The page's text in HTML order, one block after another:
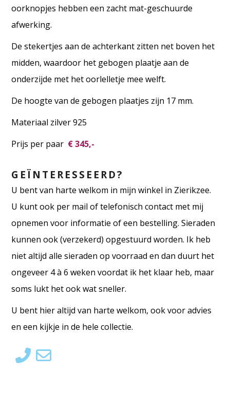
oorknopjes hebben een zacht mat-geschuurde
afwerking.
De stekertjes aan de achterkant zitten net boven het
midden, waardoor het gebogen plaatje aan de
onderzijde met het oorlelletje mee welft.
De hoogte van de gebogen plaatjes zijn 17 mm.
Materiaal zilver 925
Prijs per paar € 345,-
GEÏNTERESSEERD?
U bent van harte welkom in mijn winkel in Zierikzee.
U kunt ook per mail of telefonisch contact met mij
opnemen voor informatie of een bestelling. Sieraden
kunnen ook (verzekerd) opgestuurd worden. Ik heb
niet altijd alle sieraden op voorraad en dan duurt het
ongeveer 4 à 6 weken voordat ik het klaar heb, maar
soms lukt het ook wat sneller.
U bent hier altijd van harte welkom, ook voor advies
en een kijkje in de hele collectie.